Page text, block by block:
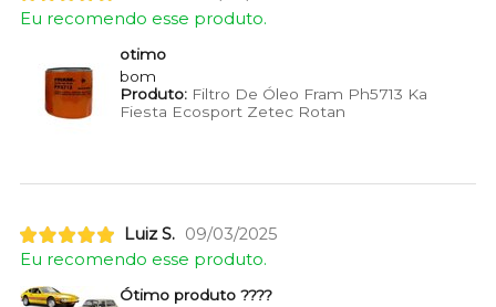
Eu recomendo esse produto.
otimo
bom
Produto:Filtro De Óleo Fram Ph5713 Ka
Fiesta Ecosport Zetec Rotan
Luiz S. 09/03/2025
Eu recomendo esse produto.
Ótimo produto ????